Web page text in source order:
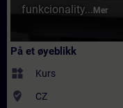
funkcionality... Mer
På et øyeblikk
widgets Kurs
where_to_vote CZ